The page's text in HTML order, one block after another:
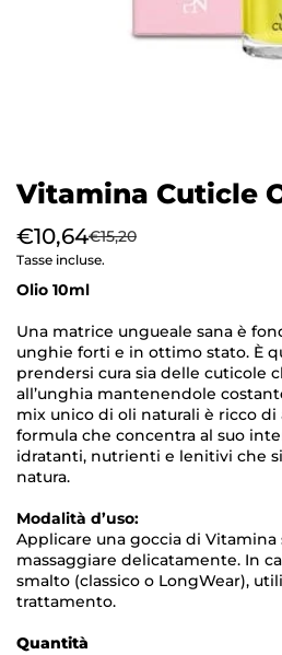
Vitamina Cuticle
€10,64€15,20
Tasse incluse.
Olio 10ml
Una matrice ungueale sana è
unghie forti e in ottimo stato. È
prendersi cura sia delle cuticole
all’unghia mantenendole
mix unico di oli naturali è ricco di
formula che concentra al suo
idratanti, nutrienti e lenitivi che
natura.
Modalità d’uso:
Applicare una goccia di Vitamina
massaggiare delicatamente. In
smalto (classico o LongWear),
trattamento.
Quantità